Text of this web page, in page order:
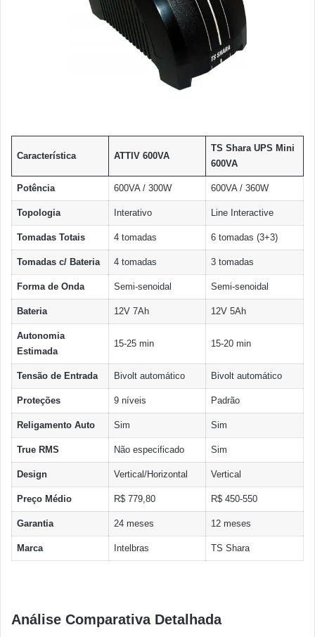
Característica ATTIV 600VA
TS Shara UPS Mini
600VA
Potência 600VA / 300W 600VA / 360W
Topologia Interativo Line Interactive
Tomadas Totais 4 tomadas 6 tomadas (3+3)
Tomadas c/ Bateria 4 tomadas 3 tomadas
Forma de Onda Semi-senoidal Semi-senoidal
Bateria 12V 7Ah 12V 5Ah
Autonomia
Estimada
15-25 min 15-20 min
Tensão de Entrada Bivolt automático Bivolt automático
Proteções 9 níveis Padrão
Religamento Auto Sim Sim
True RMS Não especificado Sim
Design Vertical/Horizontal Vertical
Preço Médio R$ 779,80 R$ 450-550
Garantia 24 meses 12 meses
Marca Intelbras TS Shara
Análise Comparativa Detalhada